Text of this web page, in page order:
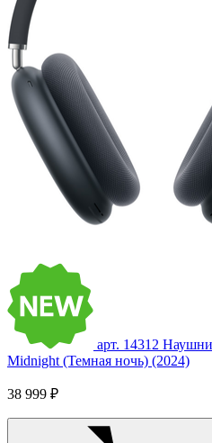
арт. 14312
Midnight (Темная ночь) (2024)
38 999 ₽